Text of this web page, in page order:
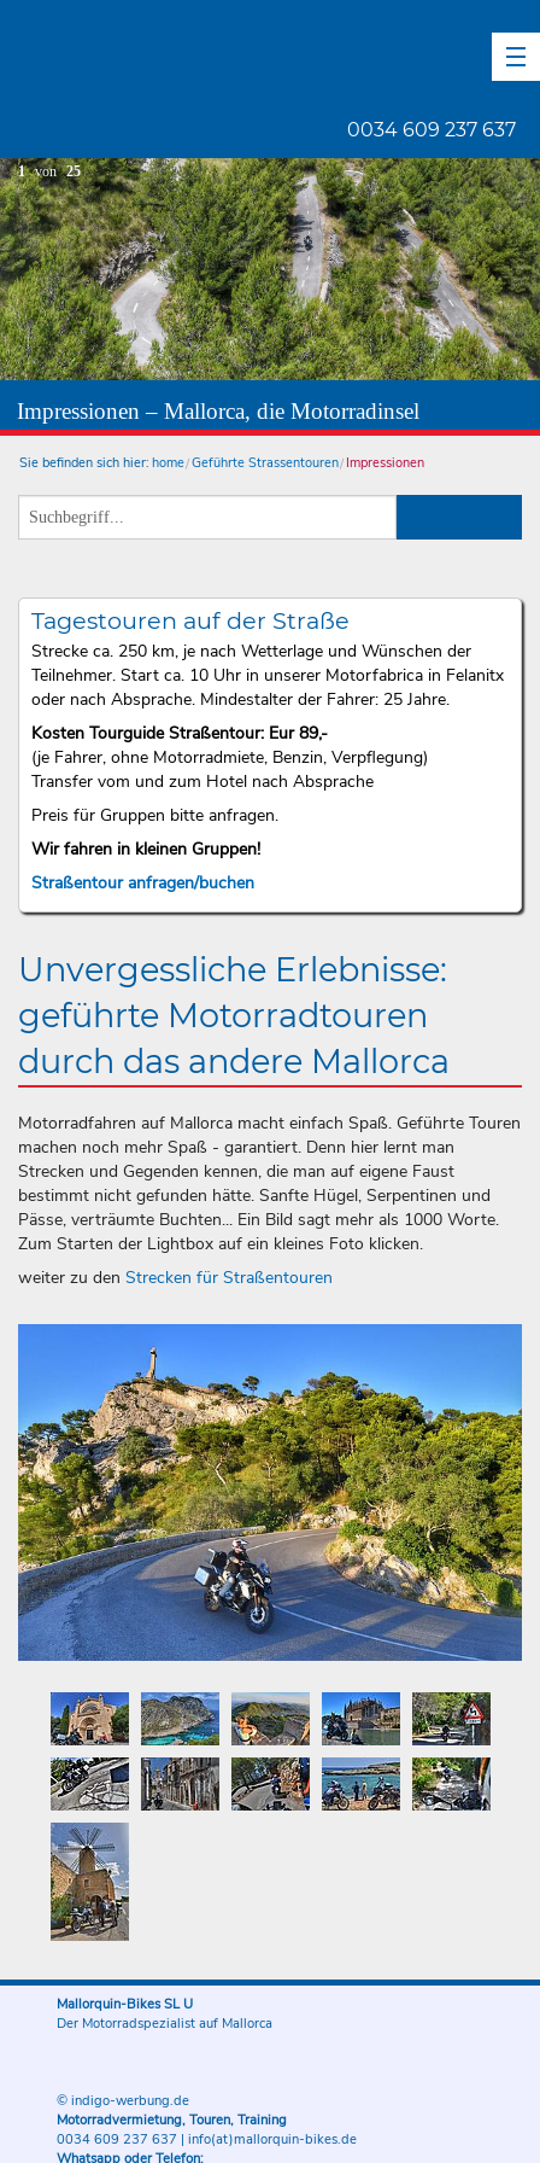
0034 609 237 637
Impressionen – Mallorca, die Motorradinsel
1 von 25
Sie befinden sich hier: home Geführte Strassentouren Impressionen
Tagestouren auf der Straße
Strecke ca. 250 km, je nach Wetterlage und Wünschen der
Teilnehmer. Start ca. 10 Uhr in unserer Motorfabrica in Felanitx
oder nach Absprache. Mindestalter der Fahrer: 25 Jahre.
Kosten Tourguide Straßentour: Eur 89,-
(je Fahrer, ohne Motorradmiete, Benzin, Verpflegung)
Transfer vom und zum Hotel nach Absprache
Preis für Gruppen bitte anfragen.
Wir fahren in kleinen Gruppen!
Straßentour anfragen/buchen
Unvergessliche Erlebnisse:
geführte Motorradtouren
durch das andere Mallorca
Motorradfahren auf Mallorca macht einfach Spaß. Geführte Touren
machen noch mehr Spaß - garantiert. Denn hier lernt man
Strecken und Gegenden kennen, die man auf eigene Faust
bestimmt nicht gefunden hätte. Sanfte Hügel, Serpentinen und
Pässe, verträumte Buchten... Ein Bild sagt mehr als 1000 Worte.
Zum Starten der Lightbox auf ein kleines Foto klicken.
weiter zu den Strecken für Straßentouren
Mallorquin-Bikes SL U
Der Motorradspezialist auf Mallorca
© indigo-werbung.de
Motorradvermietung, Touren, Training
0034 609 237 637 | info(at)mallorquin-bikes.de
Whatsapp oder Telefon: